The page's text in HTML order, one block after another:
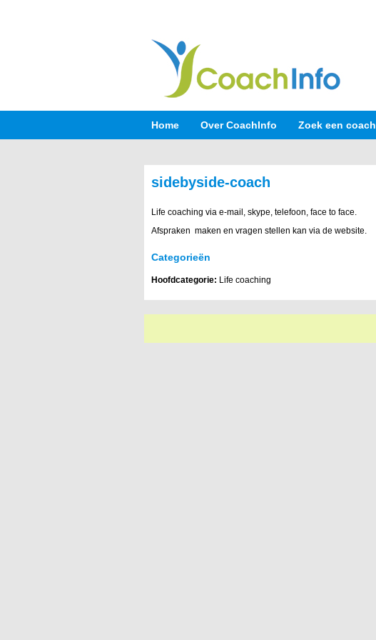
Home Over CoachInfo Zoek een coach
sidebyside-coach
Life coaching via e-mail, skype, telefoon, face to face.
Afspraken maken en vragen stellen kan via de website.
Categorieën
Hoofdcategorie: Life coaching